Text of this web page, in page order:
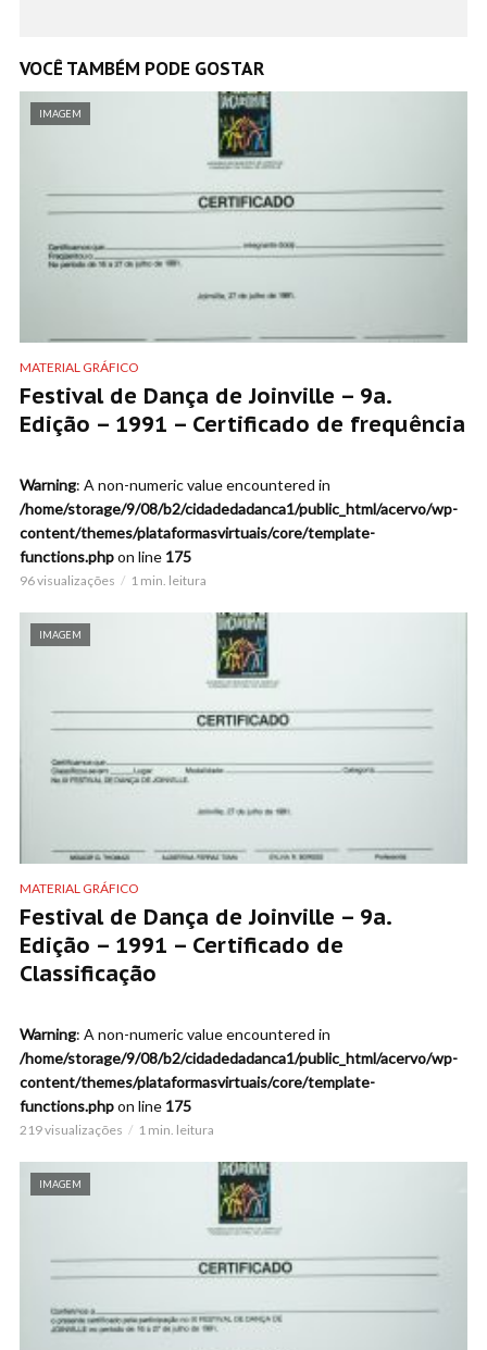
VOCÊ TAMBÉM PODE GOSTAR
IMAGEM
MATERIAL GRÁFICO
Festival de Dança de Joinville – 9a.
Edição – 1991 – Certificado de frequência
Warning: A non-numeric value encountered in
/home/storage/9/08/b2/cidadedadanca1/public_html/acervo/wp-
content/themes/plataformasvirtuais/core/template-
functions.phpon line 175
96 visualizações 1 min. leitura
IMAGEM
MATERIAL GRÁFICO
Festival de Dança de Joinville – 9a.
Edição – 1991 – Certificado de
Classificação
Warning: A non-numeric value encountered in
/home/storage/9/08/b2/cidadedadanca1/public_html/acervo/wp-
content/themes/plataformasvirtuais/core/template-
functions.phpon line 175
219 visualizações 1 min. leitura
IMAGEM